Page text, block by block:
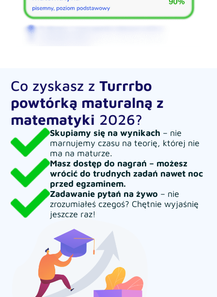
Co zyskasz zTurrrbo
powtórką maturalną z
matematyki 2026?
Skupiamy się na wynikach – nie
marnujemy czasu na teorię, której nie
ma na maturze.
Masz dostęp do nagrań – możesz
wrócić do trudnych zadań nawet noc
przed egzaminem.
Zadawanie pytań na żywo – nie
zrozumiałeś czegoś? Chętnie wyjaśnię
jeszcze raz!